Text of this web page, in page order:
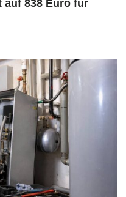
838 Euro für